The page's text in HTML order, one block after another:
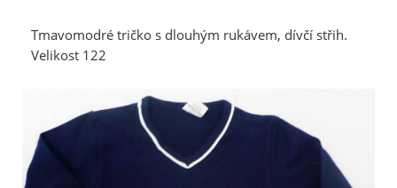
Tmavomodré tričko s dlouhým rukávem, dívčí střih.
Velikost 122